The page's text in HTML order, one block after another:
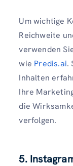
Um wichtige
Reichweite
verwenden
wie Predis.ai.
Inhalten
Ihre
die
verfolgen.
5.